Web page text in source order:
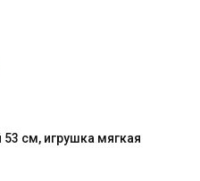
см, игрушка мягкая